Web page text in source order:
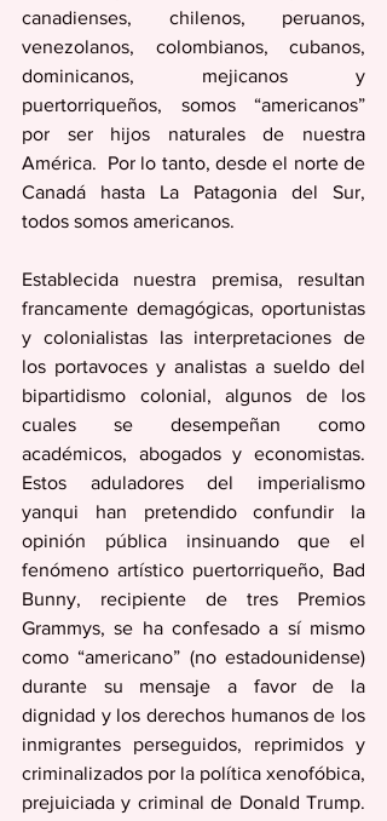
canadienses, chilenos, peruanos,
venezolanos, colombianos, cubanos,
dominicanos, mejicanos y
puertorriqueños, somos “americanos”
por ser hijos naturales de nuestra
América.  Por lo tanto, desde el norte de
Canadá hasta La Patagonia del Sur,
todos somos americanos.
Establecida nuestra premisa, resultan
francamente demagógicas, oportunistas
y colonialistas las interpretaciones de
los portavoces y analistas a sueldo del
bipartidismo colonial, algunos de los
cuales se desempeñan como
académicos, abogados y economistas.
Estos aduladores del imperialismo
yanqui han pretendido confundir la
opinión pública insinuando que el
fenómeno artístico puertorriqueño, Bad
Bunny, recipiente de tres Premios
Grammys, se ha confesado a sí mismo
como “americano” (no estadounidense)
durante su mensaje a favor de la
dignidad y los derechos humanos de los
inmigrantes perseguidos, reprimidos y
criminalizados por la política xenofóbica,
prejuiciada y criminal de Donald Trump.